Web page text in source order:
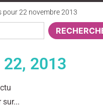
pour 22 novembre 2013
22, 2013
sur...